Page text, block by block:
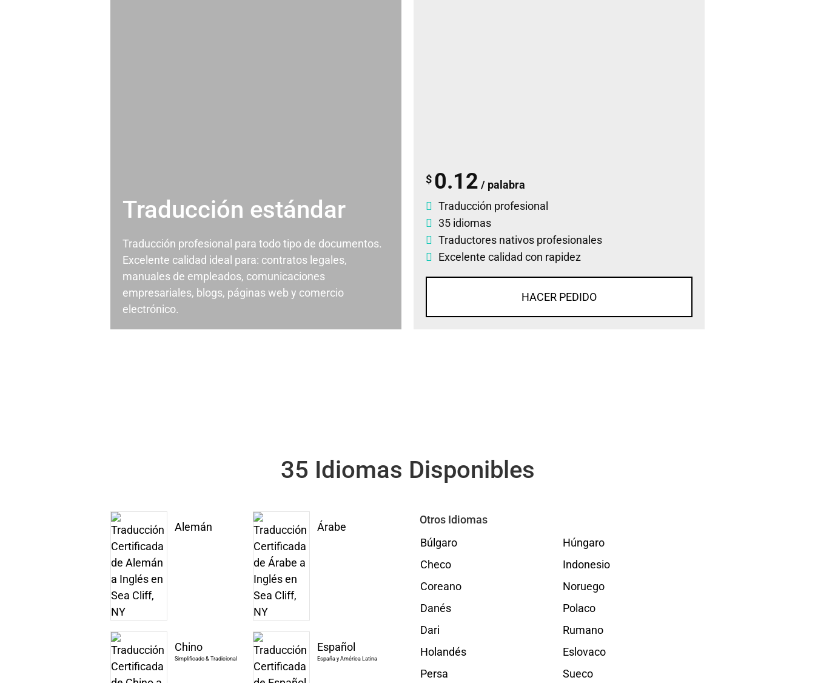
Traducción estándar
Traducción profesional para todo tipo de documentos.
Excelente calidad ideal para: contratos legales,
manuales de empleados, comunicaciones
empresariales, blogs, páginas web y comercio
electrónico.
$ 0.12 / palabra
Traducción profesional
35 idiomas
Traductores nativos profesionales
Excelente calidad con rapidez
HACER PEDIDO
35 Idiomas Disponibles
Alemán Árabe
Chino
Simplificado & Tradicional
Español
España y América Latina
Otros Idiomas
Búlgaro
Checo
Coreano
Danés
Dari
Holandés
Persa
Húngaro
Indonesio
Noruego
Polaco
Rumano
Eslovaco
Sueco